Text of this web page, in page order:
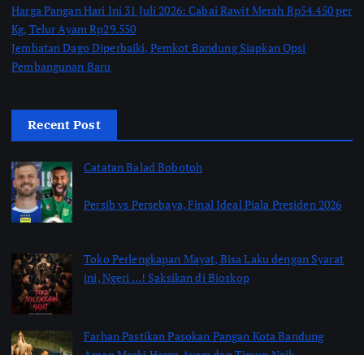
Harga Pangan Hari Ini 31 Juli 2026: Cabai Rawit Merah Rp54.450 per
Kg, Telur Ayam Rp29.550
Jembatan Dago Diperbaiki, Pemkot Bandung Siapkan Opsi
Pembangunan Baru
Recent Post
Catatan Balad Bobotoh
Persib vs Persebaya, Final Ideal Piala Presiden 2026
Toko Perlengkapan Mayat, Bisa Laku dengan Syarat
ini, Ngeri …! Saksikan di Bioskop
Farhan Pastikan Pasokan Pangan Kota Bandung